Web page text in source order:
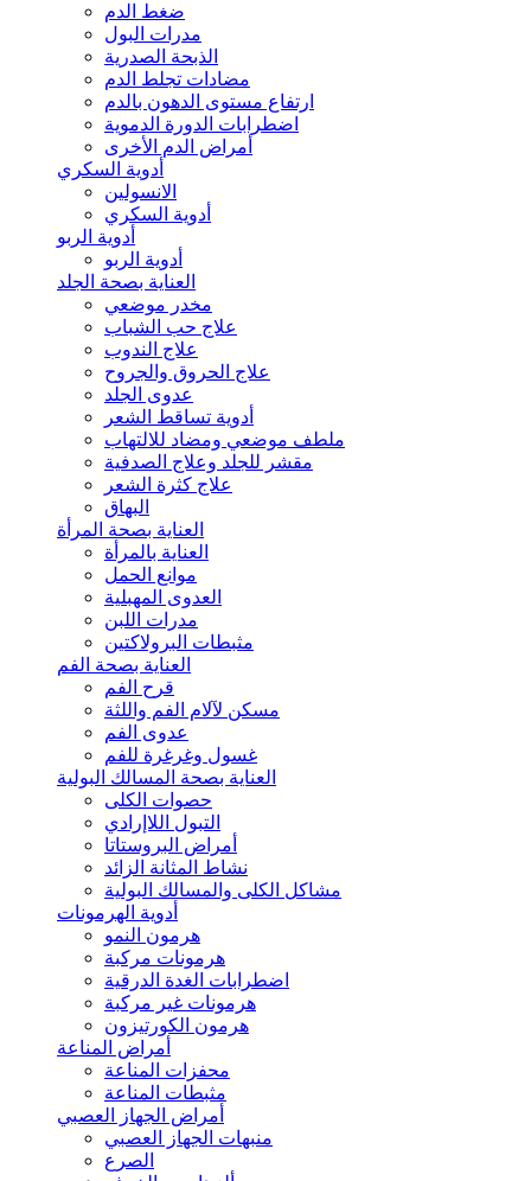
ضغط الدم
مدرات البول
الذبحة الصدرية
مضادات تجلط الدم
ارتفاع مستوى الدهون بالدم
اضطرابات الدورة الدموية
أمراض الدم الأخرى
أدوية السكري
الانسولين
أدوية السكري
أدوية الربو
أدوية الربو
العناية بصحة الجلد
مخدر موضعي
علاج حب الشباب
علاج الندوب
علاج الحروق والجروح
عدوى الجلد
أدوية تساقط الشعر
ملطف موضعي ومضاد للالتهاب
مقشر للجلد وعلاج الصدفية
علاج كثرة الشعر
البهاق
العناية بصحة المرأة
العناية بالمرأة
موانع الحمل
العدوى المهبلية
مدرات اللبن
مثبطات البرولاكتين
العناية بصحة الفم
قرح الفم
مسكن لآلام الفم واللثة
عدوى الفم
غسول وغرغرة للفم
العناية بصحة المسالك البولية
حصوات الكلى
التبول اللاإرادي
أمراض البروستاتا
نشاط المثانة الزائد
مشاكل الكلى والمسالك البولية
أدوية الهرمونات
هرمون النمو
هرمونات مركبة
اضطرابات الغدة الدرقية
هرمونات غير مركبة
هرمون الكورتيزون
أمراض المناعة
محفزات المناعة
مثبطات المناعة
أمراض الجهاز العصبي
منبهات الجهاز العصبي
الصرع